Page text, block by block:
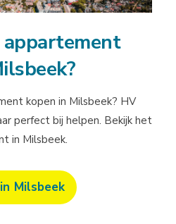
kopen in Milsbeek? HV
perfect bij helpen. Bekijk het
in Milsbeek.
Milsbeek